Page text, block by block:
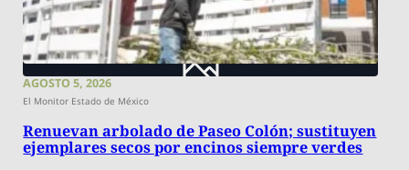
AGOSTO 5, 2026
El Monitor Estado de México
Renuevan arbolado de Paseo Colón; sustituyen
ejemplares secos por encinos siempre verdes